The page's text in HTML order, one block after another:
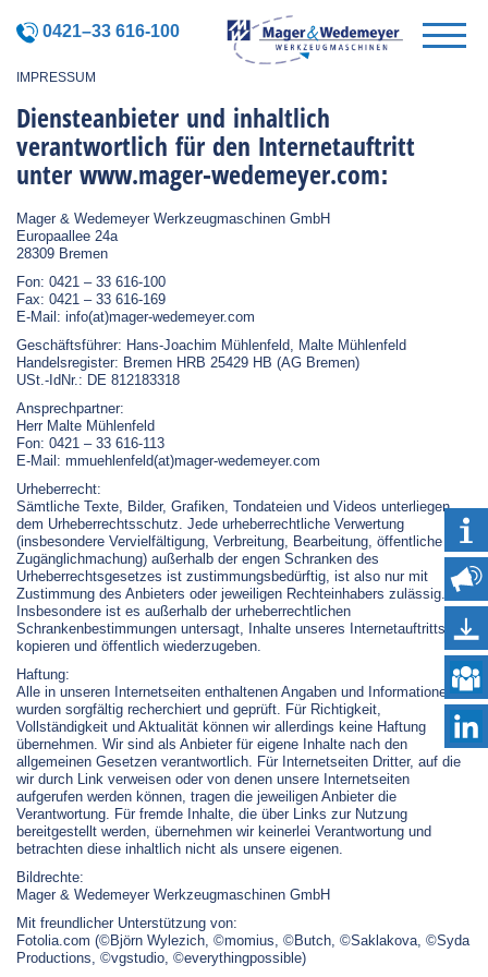
0421–33 616-100
IMPRESSUM
Diensteanbieter und inhaltlich
verantwortlich für den Internetauftritt
unter www.mager-wedemeyer.com:
Mager & Wedemeyer Werkzeugmaschinen GmbH
Europaallee 24a
28309 Bremen
Fon: 0421 – 33 616-100
Fax: 0421 – 33 616-169
E-Mail: info(at)mager-wedemeyer.com
Geschäftsführer: Hans-Joachim Mühlenfeld, Malte Mühlenfeld
Handelsregister: Bremen HRB 25429 HB (AG Bremen)
USt.-IdNr.: DE 812183318
Ansprechpartner:
Herr Malte Mühlenfeld
Fon: 0421 – 33 616-113
E-Mail: mmuehlenfeld(at)mager-wedemeyer.com
Urheberrecht:
Sämtliche Texte, Bilder, Grafiken, Tondateien und Videos unterliegen
dem Urheberrechtsschutz. Jede urheberrechtliche Verwertung
(insbesondere Vervielfältigung, Verbreitung, Bearbeitung, öffentliche
Zugänglichmachung) außerhalb der engen Schranken des
Urheberrechtsgesetzes ist zustimmungsbedürftig, ist also nur mit
Zustimmung des Anbieters oder jeweiligen Rechteinhabers zulässig.
Insbesondere ist es außerhalb der urheberrechtlichen
Schrankenbestimmungen untersagt, Inhalte unseres Internetauftritts zu
kopieren und öffentlich wiederzugeben.
Haftung:
Alle in unseren Internetseiten enthaltenen Angaben und Informationen
wurden sorgfältig recherchiert und geprüft. Für Richtigkeit,
Vollständigkeit und Aktualität können wir allerdings keine Haftung
übernehmen. Wir sind als Anbieter für eigene Inhalte nach den
allgemeinen Gesetzen verantwortlich. Für Internetseiten Dritter, auf die
wir durch Link verweisen oder von denen unsere Internetseiten
aufgerufen werden können, tragen die jeweiligen Anbieter die
Verantwortung. Für fremde Inhalte, die über Links zur Nutzung
bereitgestellt werden, übernehmen wir keinerlei Verantwortung und
betrachten diese inhaltlich nicht als unsere eigenen.
Bildrechte:
Mager & Wedemeyer Werkzeugmaschinen GmbH
Mit freundlicher Unterstützung von:
Fotolia.com (©Björn Wylezich, ©momius, ©Butch, ©Saklakova, ©Syda
Productions, ©vgstudio, ©everythingpossible)